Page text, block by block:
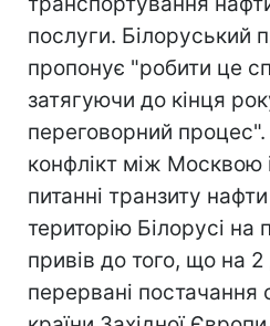
послуги. Білоруський
пропонує "робити це
затягуючи до кінця
переговорний
конфлікт між Москвою
питанні транзиту
територію Білорусі на
привів до того, що на 2
перервані постачання